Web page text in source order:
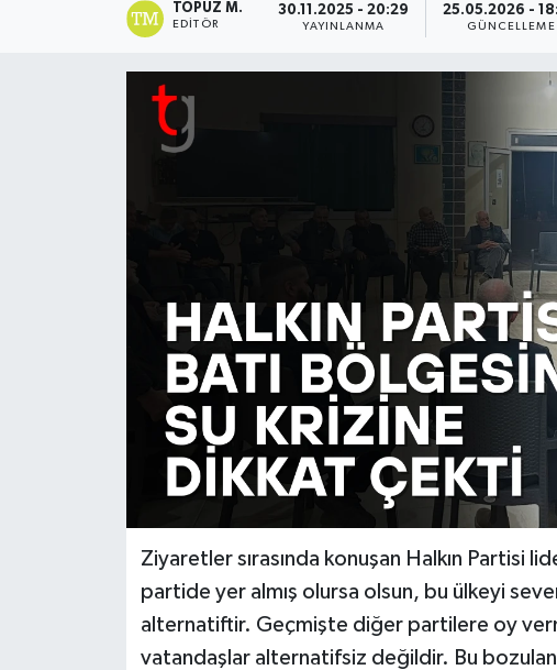
TOPUZ M.
EDITÖR
30.11.2025 - 20:29
YAYINLANMA
25.05.2026 -
GÜNCELLEME
Ziyaretler sırasında konuşan Halkın Partisi
partide yer almış olursa olsun, bu ülkeyi
alternatiftir. Geçmişte diğer partilere oy
vatandaşlar alternatifsiz değildir. Bu